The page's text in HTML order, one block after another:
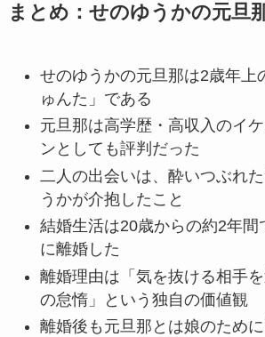
まとめ：せのゆうかの元旦
せのゆうかの元旦那は2歳年上
ゅんた」である
元旦那は高学歴・高収入のイ
ンとしても評判だった
二人の出会いは、酔いつぶれ
うかが介抱したこと
結婚生活は20歳からの約2年間
に離婚した
離婚理由は「気を抜ける相手
の怠惰」という独自の価値観
離婚後も元旦那とは娘のため